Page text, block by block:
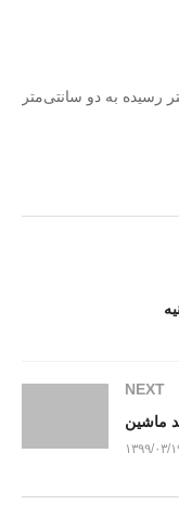
رسیده به دو سانتی‌متر
NEXT
ماشین
۰۳/۱۹